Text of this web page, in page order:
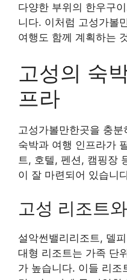
다양한 부위의 한우구
니다. 이처럼 고성가볼
여행도 함께 계획하는
고성의 숙
프라
고성가볼만한곳을 충
숙박과 여행 인프라가
트, 호텔, 펜션, 캠핑장
이 잘 마련되어 있습니
고성 리조트
설악썬밸리리조트, 델
대형 리조트는 가족 단
가 높습니다. 이들 리조